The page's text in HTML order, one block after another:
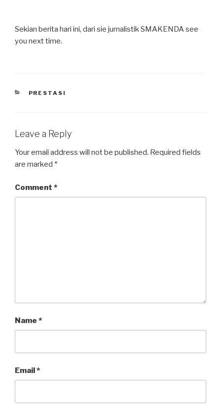
Sekian berita hari ini, dari sie jurnalistik SMAKENDA see
you next time.
PRESTASI
Leave a Reply
Your email address will not be published. Required fields
are marked *
Comment *
Name *
Email*